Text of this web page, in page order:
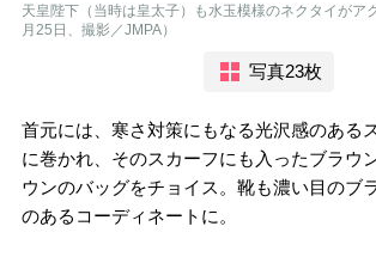
天皇陛下（当時は皇太子）も水玉模様のネクタイがア
月25日、撮影／JMPA）
写真23枚
首元には、寒さ対策にもなる光沢感のある
に巻かれ、そのスカーフにも入ったブラウ
ウンのバッグをチョイス。靴も濃い目のブ
のあるコーディネートに。